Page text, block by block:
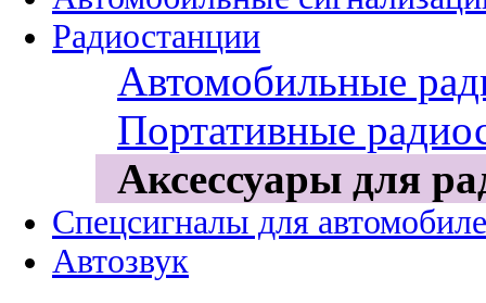
Радиостанции
Автомобильные
Портативные
Аксессуары для
Спецсигналы для
Автозвук